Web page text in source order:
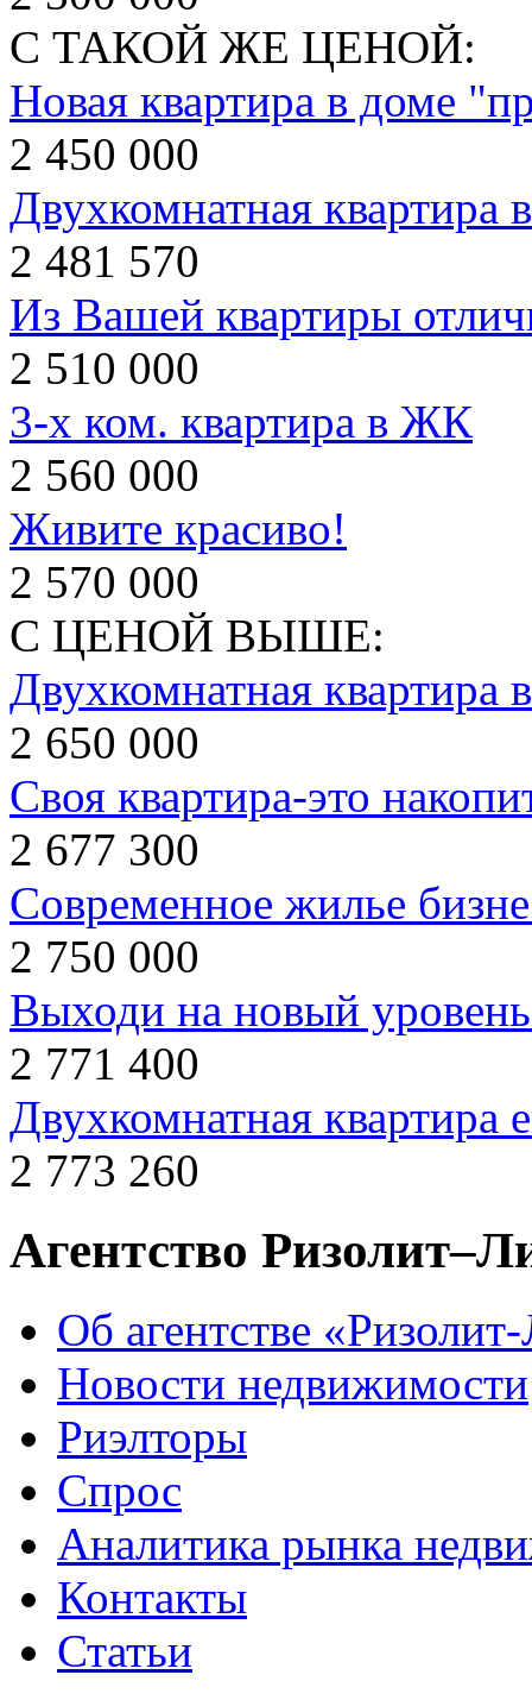
С ТАКОЙ ЖЕ ЦЕНОЙ:
Новая квартира в доме
2 450 000
Двухкомнатная квартира
2 481 570
Из Вашей квартиры
2 510 000
3-х ком. квартира в ЖК
2 560 000
Живите красиво!
2 570 000
С ЦЕНОЙ ВЫШЕ:
Двухкомнатная
2 650 000
Своя квартира-это
2 677 300
Современное жилье
2 750 000
Выходи на новый
2 771 400
Двухкомнатная квартира
2 773 260
Агентство
Об агентстве
Новости недвижимости
Риэлторы
Спрос
Аналитика рынка
Контакты
Статьи